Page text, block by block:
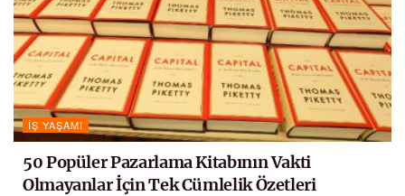
İŞ YAŞAMI
50 Popüler Pazarlama Kitabının Vakti
Olmayanlar İçin Tek Cümlelik Özetleri